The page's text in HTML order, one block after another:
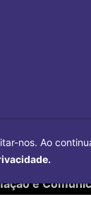
e
nos. Ao